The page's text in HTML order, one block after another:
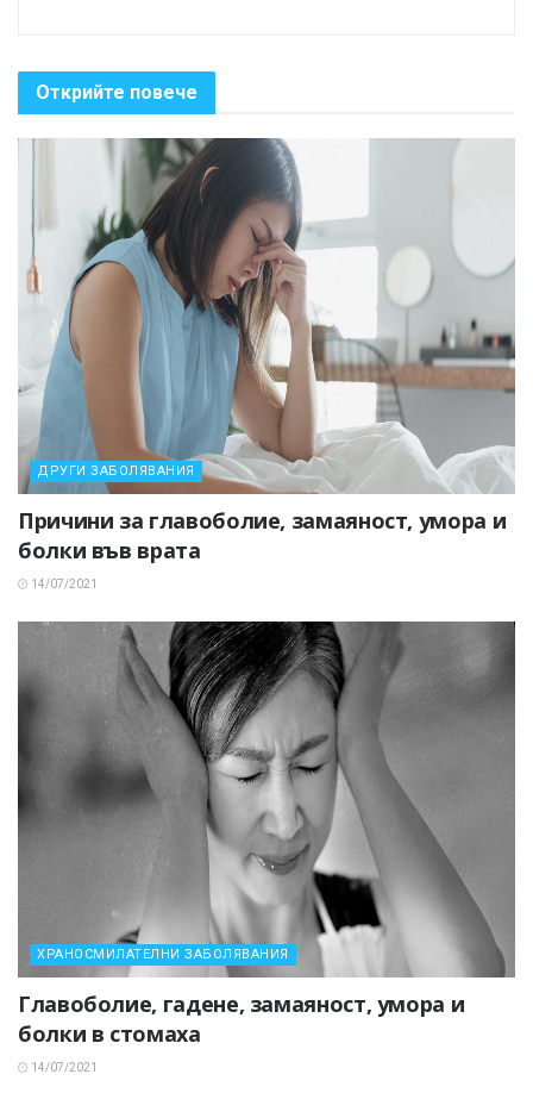
Открийте повече
ДРУГИ ЗАБОЛЯВАНИЯ
Причини за главоболие, замаяност, умора и
болки във врата
14/07/2021
ХРАНОСМИЛАТЕЛНИ ЗАБОЛЯВАНИЯ
Главоболие, гадене, замаяност, умора и
болки в стомаха
14/07/2021